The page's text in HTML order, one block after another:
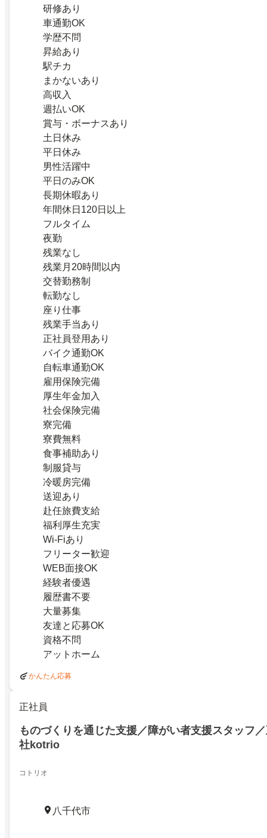
研修あり
車通勤OK
学歴不問
昇給あり
駅チカ
まかないあり
高収入
週払いOK
賞与・ボーナスあり
土日休み
平日休み
男性活躍中
平日のみOK
長期休暇あり
年間休日120日以上
フルタイム
夜勤
残業なし
残業月20時間以内
交替勤務制
転勤なし
座り仕事
残業手当あり
正社員登用あり
バイク通勤OK
自転車通勤OK
雇用保険完備
厚生年金加入
社会保険完備
寮完備
寮費無料
食事補助あり
制服貸与
冷暖房完備
送迎あり
赴任旅費支給
福利厚生充実
Wi-Fiあり
フリーター歓迎
WEB面接OK
経験者優遇
履歴書不要
大量募集
友達と応募OK
資格不問
アットホーム
かんたん応募
正社員
ものづくりを通じた支援／障がい者支援スタッフ
社kotrio
コトリオ
八千代市